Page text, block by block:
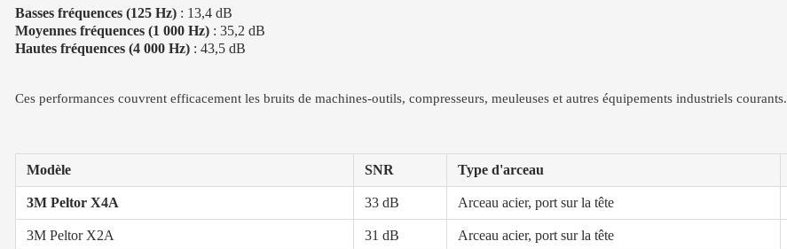
Basses fréquences (125 Hz) : 13,4 dB
Moyennes fréquences (1 000 Hz) : 35,2 dB
Hautes fréquences (4 000 Hz) : 43,5 dB
Ces performances couvrent efficacement les bruits de machines-outils, compresseurs, meuleuses et autres équipements industriels courants.
Modèle SNR Type d'arceau
3M Peltor X4A 33 dB Arceau acier, port sur la tête
3M Peltor X2A 31 dB Arceau acier, port sur la tête